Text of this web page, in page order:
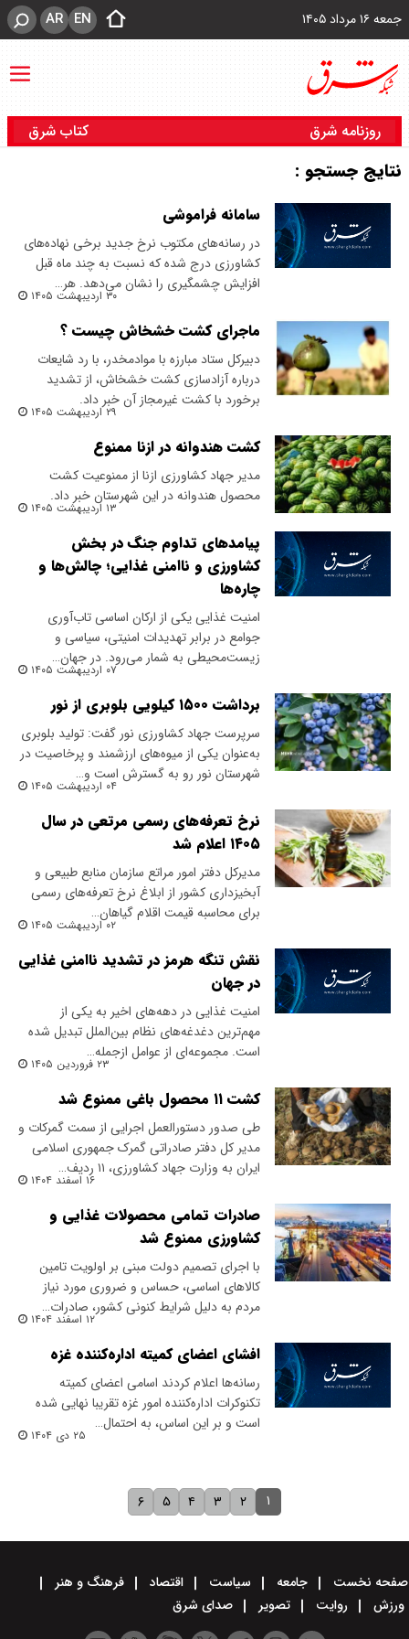
جمعه ۱۶ مرداد ۱۴۰۵ EN
AR
روزنامه شرق کتاب شرق
نتایج جستجو :
سامانه فراموشی
در رسانه‌های مکتوب نرخ جدید برخی نهاده‌های
کشاورزی درج شده که نسبت به چند ماه قبل
افزایش چشمگیری را نشان می‌دهد. هر…
۳۰ اردیبهشت ۱۴۰۵
ماجرای کشت خشخاش چیست ؟
دبیرکل ستاد مبارزه با موادمخدر، با رد شایعات
درباره آزادسازی کشت خشخاش، از تشدید
برخورد با کشت غیرمجاز آن خبر داد.
۲۹ اردیبهشت ۱۴۰۵
کشت هندوانه در ازنا ممنوع
​مدیر جهاد کشاورزی ازنا از ممنوعیت کشت
محصول هندوانه در این شهرستان خبر داد.
۱۳ اردیبهشت ۱۴۰۵
پیامدهای تداوم جنگ در بخش
کشاورزی و ناامنی غذایی؛ چالش‌ها و
چاره‌ها
امنیت غذایی یکی از ارکان اساسی تاب‌آوری
جوامع در برابر تهدیدات امنیتی، سیاسی و
زیست‌محیطی به شمار می‌رود. در جهان…
۰۷ اردیبهشت ۱۴۰۵
برداشت ۱۵۰۰ کیلویی بلوبری از نور
سرپرست جهاد کشاورزی نور گفت: تولید بلوبری
به‌عنوان یکی از میوه‌های ارزشمند و پرخاصیت در
شهرستان نور رو به گسترش است و…
۰۴ اردیبهشت ۱۴۰۵
نرخ تعرفه‌های رسمی مرتعی در سال
۱۴۰۵ اعلام شد
مدیرکل دفتر امور مراتع سازمان منابع طبیعی و
آبخیزداری کشور از ابلاغ نرخ تعرفه‌های رسمی
برای محاسبه قیمت اقلام گیاهان…
۰۲ اردیبهشت ۱۴۰۵
نقش تنگه هرمز در تشدید ناامنی غذایی
در جهان
امنیت غذایی در دهه‌های اخیر به یکی از
مهم‌ترین دغدغه‌های نظام بین‌الملل تبدیل شده
است. مجموعه‌ای از عوامل از‌جمله…
۲۳ فروردین ۱۴۰۵
کشت ۱۱ محصول باغی ممنوع شد
طی صدور دستورالعمل اجرایی از سمت گمرکات و
مدیر کل دفتر صادراتی گمرک جمهوری اسلامی
ایران به وزارت جهاد کشاورزی، ۱۱ ردیف…
۱۶ اسفند ۱۴۰۴
صادرات تمامی محصولات غذایی و
کشاورزی ممنوع شد
با اجرای تصمیم دولت مبنی بر اولویت تامین
کالاهای اساسی، حساس و ضروری مورد نیاز
مردم به دلیل شرایط کنونی کشور، صادرات…
۱۲ اسفند ۱۴۰۴
افشای اعضای کمیته اداره‌کننده غزه
رسانه‌ها اعلام کردند‌ اسامی اعضای کمیته
تکنوکرات اداره‌کننده امور غزه تقریبا نهایی شده
است و بر این اساس، به احتمال…
۲۵ دی ۱۴۰۴
۱ ۲ ۳ ۴ ۵ ۶
صفحه نخست جامعه سیاست اقتصاد
فرهنگ و هنر
ورزش
روایت تصویر صدای شرق